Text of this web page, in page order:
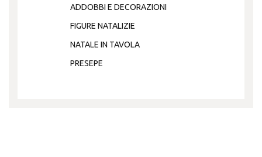
ADDOBBI E DECORAZIONI
FIGURE NATALIZIE
NATALE IN TAVOLA
PRESEPE